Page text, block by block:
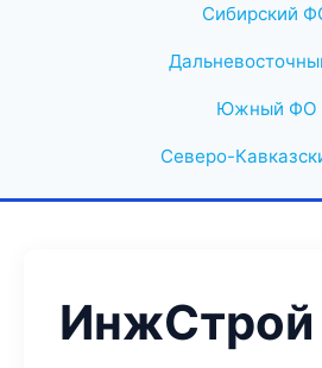
Сибирский
Южный ФО
Северо-
ИнжСтрой